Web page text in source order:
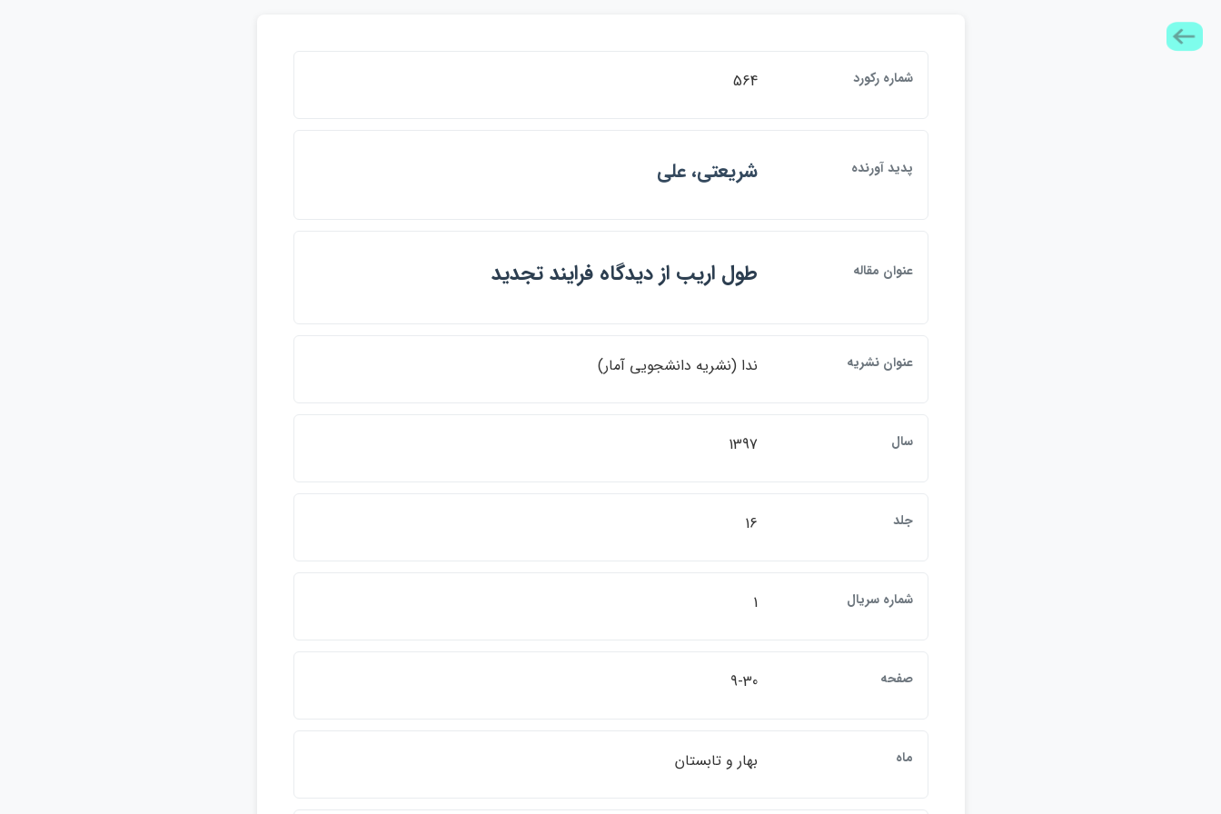
شماره ركورد 564
پديد آورنده شريعتي، علي
عنوان مقاله طول اريب از ديدگاه فرايند تجديد
عنوان نشريه ندا (نشريه دانشجويي آمار)
سال 1397
جلد 16
شماره سريال 1
صفحه 9-30
ماه بهار و تابستان